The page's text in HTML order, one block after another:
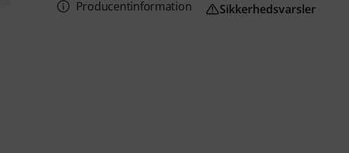
Producentinformation Sikkerhedsvarsler